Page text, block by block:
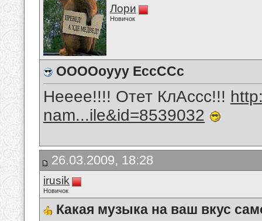
Лори
Новичок
ООООоууу ЕссССс
Нееее!!!! Отет КлАссс!!!
nam...ile&id=8539032
26.03.2009, 18:28
irusik
Новичок
Какая музыка на ваш вкус